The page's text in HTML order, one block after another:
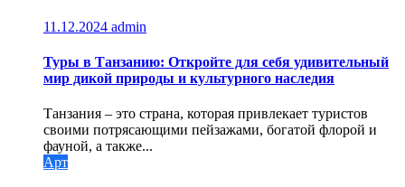
11.12.2024 admin
Туры в Танзанию: Откройте для себя удивительный
мир дикой природы и культурного наследия
Танзания – это страна, которая привлекает туристов
своими потрясающими пейзажами, богатой флорой и
фауной, а также...
Арт